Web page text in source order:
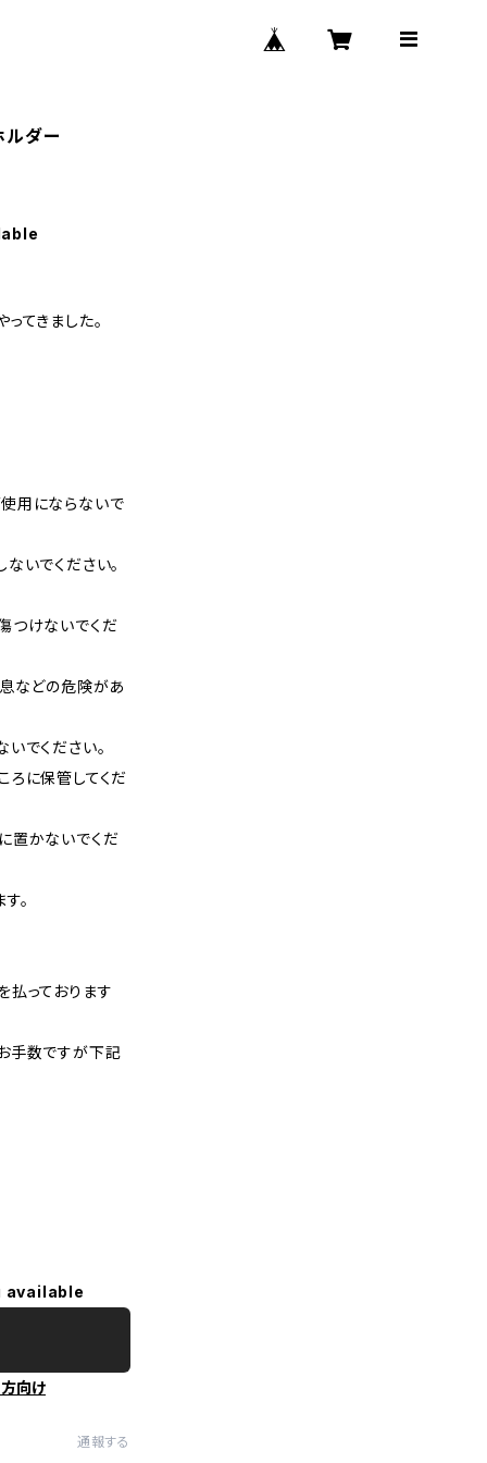
ダー
てきました。
用にならないで
いでください。
つけないでくだ
などの危険があ
でください。
に保管してくだ
置かないでくだ
。
払っております
手数ですが下記
available
向け
通報する